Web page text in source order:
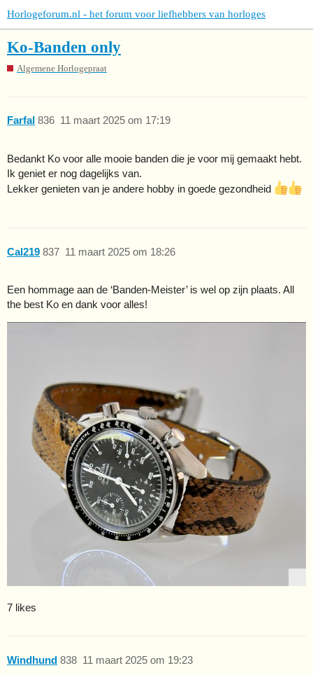
Horlogeforum.nl - het forum voor liefhebbers van horloges
Ko-Banden only
Algemene Horlogepraat
Farfal 11 maart 2025 om 17:19
836
Bedankt Ko voor alle mooie banden die je voor mij gemaakt hebt.
Ik geniet er nog dagelijks van.
Lekker genieten van je andere hobby in goede gezondheid
Cal219 11 maart 2025 om 18:26
837
Een hommage aan de ‘Banden-Meister’ is wel op zijn plaats. All
the best Ko en dank voor alles!
7 likes
Windhund 11 maart 2025 om 19:23
838